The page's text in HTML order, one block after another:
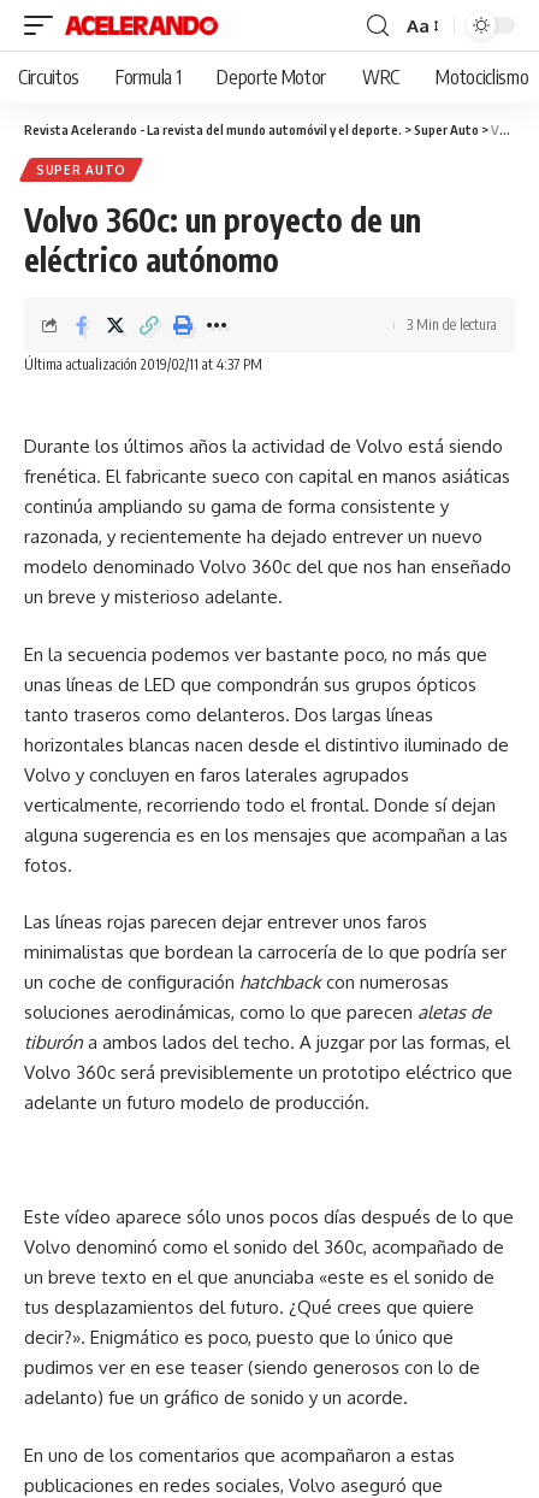
Cambiar
tamaño
fuente
Aa
Circuitos Formula 1 Deporte Motor WRC Motociclismo
Revista Acelerando - La revista del mundo automóvil y el deporte. >Super Auto >Volvo 360c: un proyecto de un eléctrico autónomo
SUPER AUTO
Volvo 360c: un proyecto de un
eléctrico autónomo
Última actualización 2019/02/11 at 4:37 PM
3 Min de lectura
Durante los últimos años la actividad de Volvo está siendo
frenética. El fabricante sueco con capital en manos asiáticas
continúa ampliando su gama de forma consistente y
razonada, y recientemente ha dejado entrever un nuevo
modelo denominado Volvo 360c del que nos han enseñado
un breve y misterioso adelante.
En la secuencia podemos ver bastante poco, no más que
unas líneas de LED que compondrán sus grupos ópticos
tanto traseros como delanteros. Dos largas líneas
horizontales blancas nacen desde el distintivo iluminado de
Volvo y concluyen en faros laterales agrupados
verticalmente, recorriendo todo el frontal. Donde sí dejan
alguna sugerencia es en los mensajes que acompañan a las
fotos.
Las líneas rojas parecen dejar entrever unos faros
minimalistas que bordean la carrocería de lo que podría ser
un coche de configuración hatchbackcon numerosas
soluciones aerodinámicas, como lo que parecen aletas de
tiburón a ambos lados del techo. A juzgar por las formas, el
Volvo 360c será previsiblemente un prototipo eléctrico que
adelante un futuro modelo de producción.
Este vídeo aparece sólo unos pocos días después de lo que
Volvo denominó como el sonido del 360c, acompañado de
un breve texto en el que anunciaba «este es el sonido de
tus desplazamientos del futuro. ¿Qué crees que quiere
decir?». Enigmático es poco, puesto que lo único que
pudimos ver en ese teaser (siendo generosos con lo de
adelanto) fue un gráfico de sonido y un acorde.
En uno de los comentarios que acompañaron a estas
publicaciones en redes sociales, Volvo aseguró que